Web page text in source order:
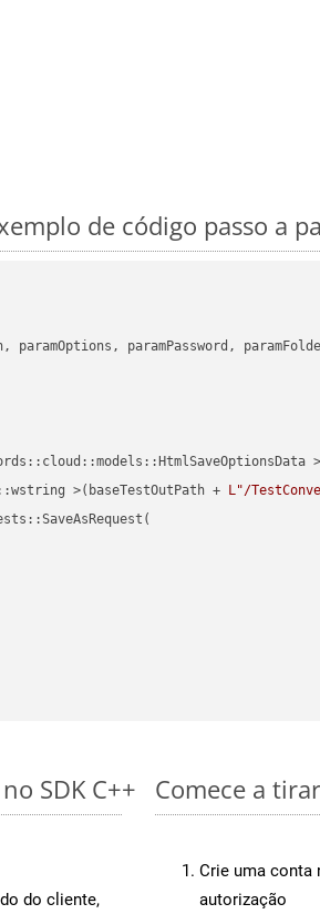
de código passo a
paramOptions, paramPassword,
>(baseTestOutPath + L"/
SDK C++
do cliente,
Comece a
Crie uma conta
autorização